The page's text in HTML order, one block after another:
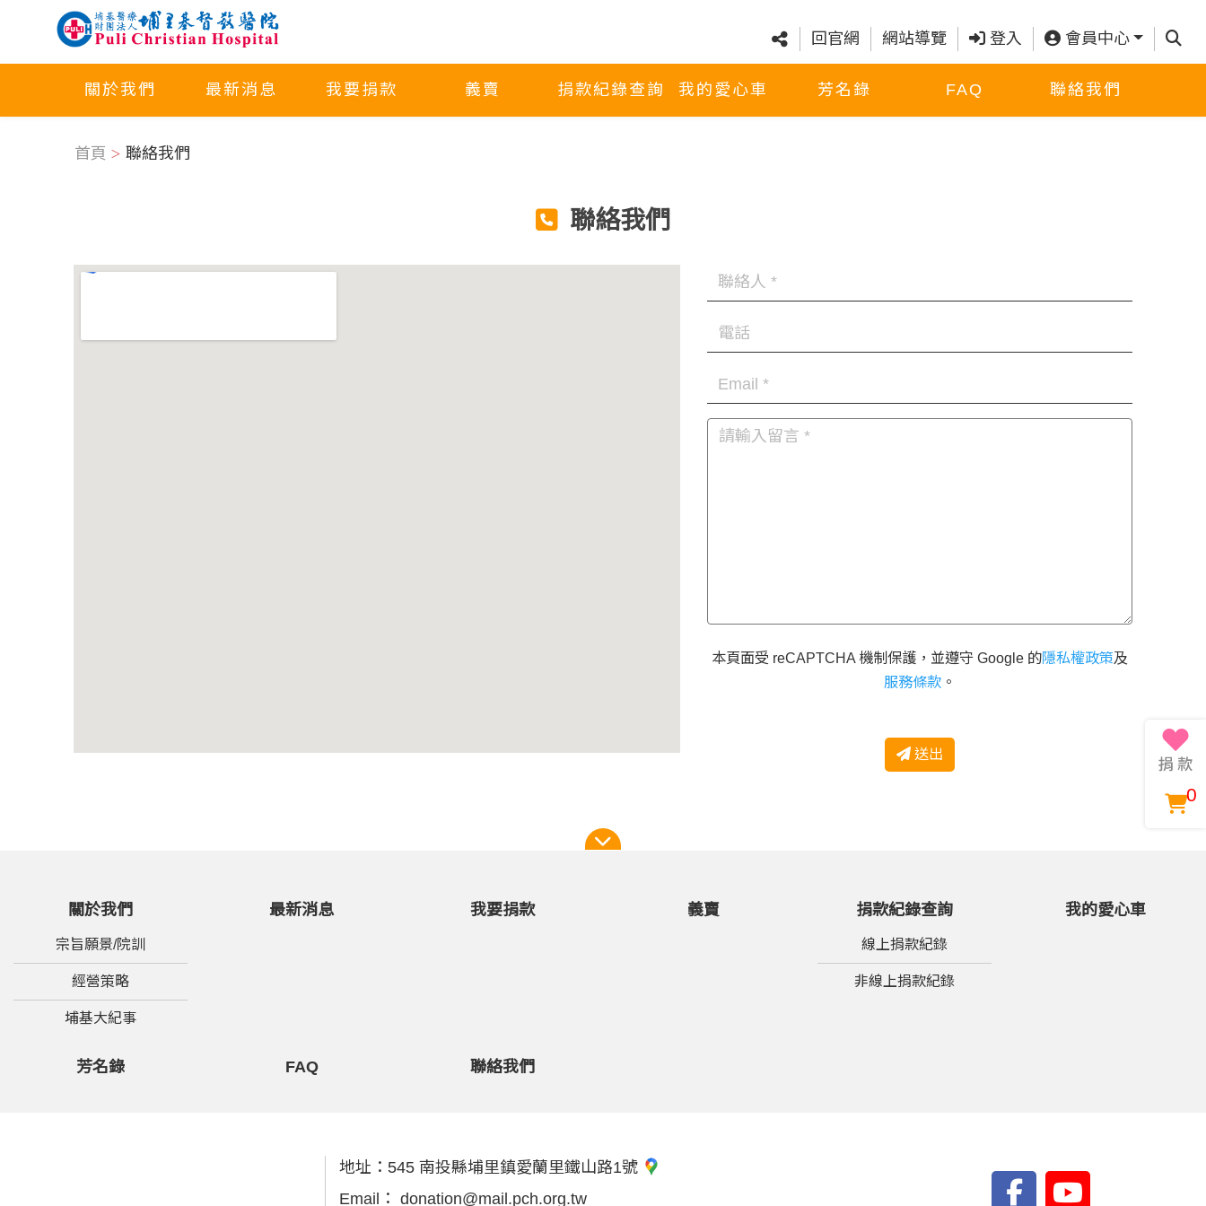
回官網 網站導覽 登入 會員中心 查詢
關於我們 最新消息 我要捐款 義賣 捐款紀錄查詢 我的愛心車 芳名錄 FAQ 聯絡我們
首頁 聯絡我們
聯絡我們
本頁面受 reCAPTCHA 機制保護，並遵守 Google 的隱私權政策及
服務條款。
送出
關於我們
宗旨願景/院訓
經營策略
埔基大紀事
最新消息 我要捐款 義賣 捐款紀錄查詢
線上捐款紀錄
非線上捐款紀錄
我的愛心車
芳名錄 FAQ 聯絡我們
地址： 545 南投縣埔里鎮愛蘭里鐵山路1號
Email： donation@mail.pch.org.tw
0